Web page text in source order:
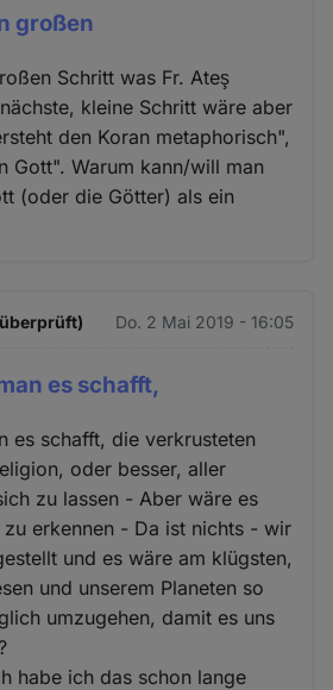
großen
Schritt was Fr. Ateş
kleine Schritt wäre aber
den Koran metaphorisch",
Gott". Warum kann/will man
(oder die Götter) als ein
Do. 2 Mai 2019 - 16:05
es schafft,
es schafft, die verkrusteten
oder besser, aller
zu lassen - Aber wäre es
erkennen - Da ist nichts - wir
und es wäre am klügsten,
und unserem Planeten so
umzugehen, damit es uns
habe ich das schon lange